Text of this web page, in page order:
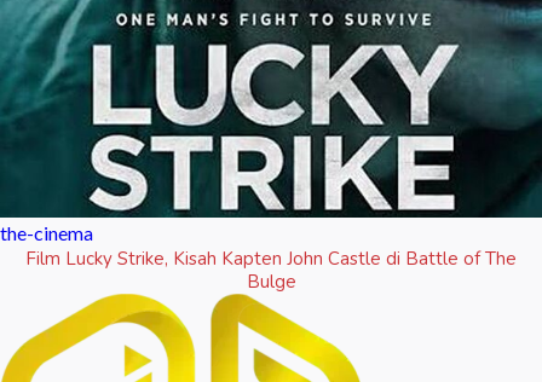
the-cinema
Film Lucky Strike, Kisah Kapten John Castle di Battle of The
Bulge